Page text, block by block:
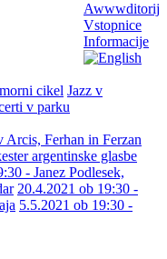
Awwwditorij
Vstopnice
Informacije
cikel Jazz v
v parku
Arcis, Ferhan in Ferzan
argentinske glasbe
- Janez Podlesek,
20.4.2021 ob 19:30 -
5.5.2021 ob 19:30 -